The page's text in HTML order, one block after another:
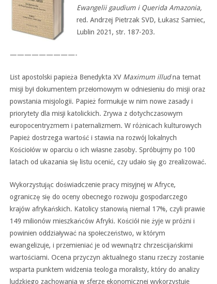
Ewangelii gaudium i Querida Amazonia,
red. Andrzej Pietrzak SVD, Łukasz Samiec,
Lublin 2021, str. 187-203.
—————————-
List apostolski papieża Benedykta XV Maximum illudna temat
misji był dokumentem przełomowym w odniesieniu do misji oraz
powstania misjologii. Papież formułuje w nim nowe zasady i
priorytety dla misji katolickich. Zrywa z dotychczasowym
europocentryzmem i paternalizmem. W różnicach kulturowych
Papież dostrzega wartość i stawia na rozwój lokalnych
Kościołów w oparciu o ich własne zasoby. Spróbujmy po 100
latach od ukazania się listu ocenić, czy udało się go zrealizować.
Wykorzystując doświadczenie pracy misyjnej w Afryce,
ograniczę się do oceny obecnego rozwoju gospodarczego
krajów afrykańskich. Katolicy stanowią niemal 17%, czyli prawie
149 milionów mieszkańców Afryki. Kościół nie żyje w próżni i
powinien oddziaływać na społeczeństwo, w którym
ewangelizuje, i przemieniać je od wewnątrz chrześcijańskimi
wartościami. Ocena przyczyn aktualnego stanu rzeczy zostanie
wsparta punktem widzenia teologa moralisty, który do analizy
ludzkiego zachowania w sferze ekonomicznej wykorzystuje